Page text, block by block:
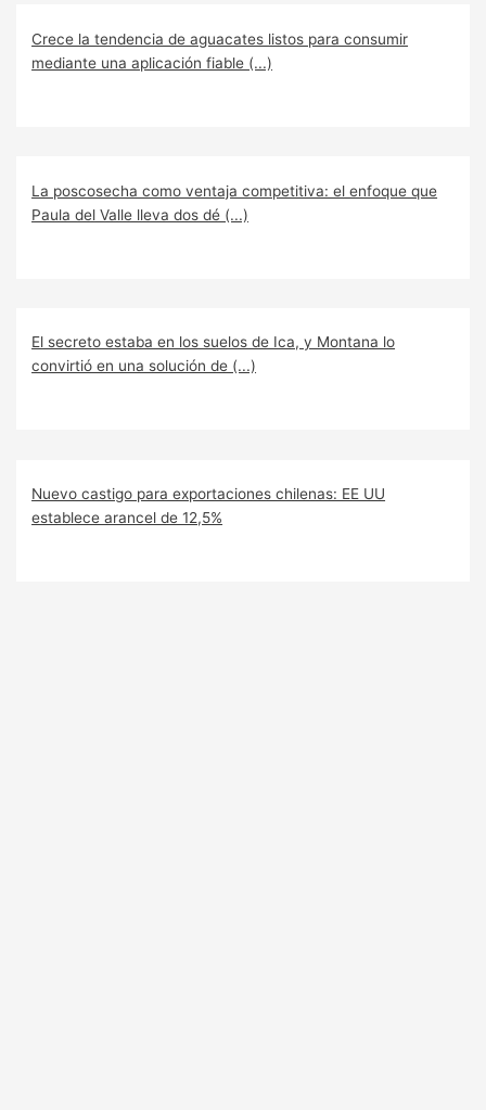
Crece la tendencia de aguacates listos para consumir
mediante una aplicación fiable (...)
La poscosecha como ventaja competitiva: el enfoque que
Paula del Valle lleva dos dé (...)
El secreto estaba en los suelos de Ica, y Montana lo
convirtió en una solución de (...)
Nuevo castigo para exportaciones chilenas: EE UU
establece arancel de 12,5%